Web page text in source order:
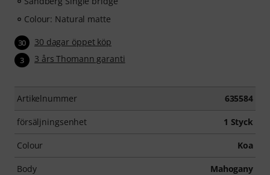
Colour: Natural matte
30 30 dagar öppet köp
3 3 års Thomann garanti
Artikelnummer 635584
försäljningsenhet 1 Styck
Colour Koa
Body Mahogany